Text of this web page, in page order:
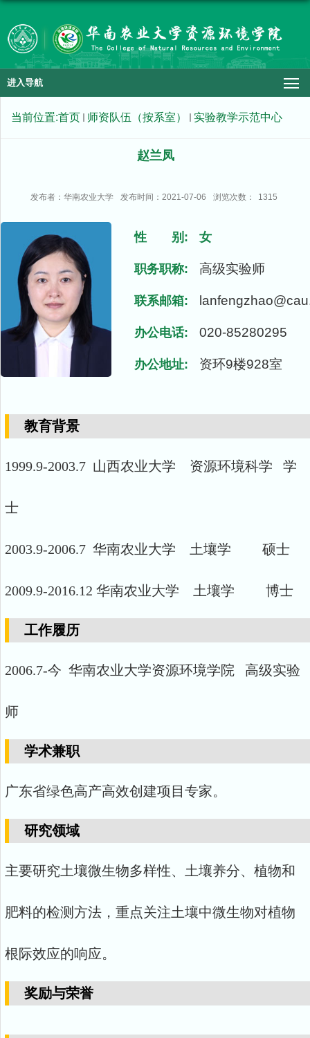
进入导航
当前位置:首页 师资队伍（按系室） 实验教学示范中心
赵兰凤
发布者：华南农业大学 发布时间：2021-07-06 浏览次数： 1315
性 别: 女
职务职称: 高级实验师
联系邮箱:
办公电话: 020-85280295
办公地址: 资环9楼928室
教育背景
1999.9-2003.7 山西农业大学 资源环境科学 学
士
2003.9-2006.7 华南农业大学 土壤学 硕士
2009.9-2016.12 华南农业大学 土壤学 博士
工作履历
2006.7-今 华南农业大学资源环境学院 高级实验
师
学术兼职
广东省绿色高产高效创建项目专家。
研究领域
主要研究土壤微生物多样性、土壤养分、植物和
肥料的检测方法，重点关注土壤中微生物对植物
根际效应的响应。
奖励与荣誉